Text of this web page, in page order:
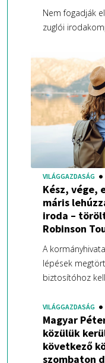
Nem fogadják
zuglói
VILÁGGAZDASÁG
Kész, vége,
máris
iroda –
Robinson
A
lépések
biztosítóhoz
VILÁGGAZDASÁG
Magyar
közülük
következő
szombaton